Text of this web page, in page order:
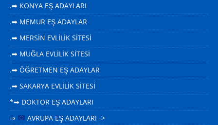
.➡ KONYA EŞ ADAYLARI
.➡ MEMUR EŞ ADAYLAR
.➡ MERSİN EVLİLİK SİTESİ
.➡ MUĞLA EVLİLİK SİTESİ
.➡ ÖĞRETMEN EŞ ADAYLAR
.➡ SAKARYA EVLİLİK SİTESİ
*➡ DOKTOR EŞ ADAYLARI
⇒
AVRUPA EŞ ADAYLARI ->